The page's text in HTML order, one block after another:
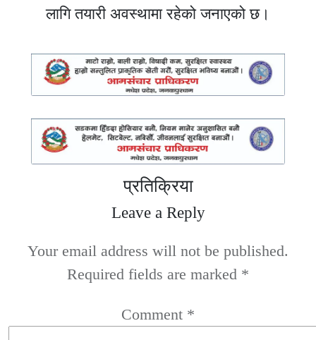
लागि तयारी अवस्थामा रहेको जनाएको छ।
प्रतिक्रिया
Leave a Reply
Your email address will not be published.
Required fields are marked *
Comment *